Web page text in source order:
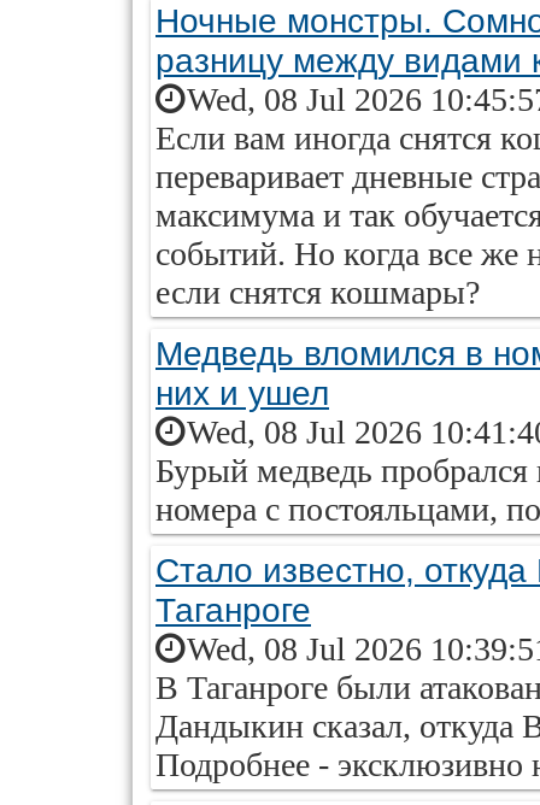
Ночные монстры.
разницу между видами
Wed, 08 Jul 2026
Если вам иногда снятся
переваривает дневные
максимума и так
событий. Но когда все же
если снятся кошмары?
Медведь вломился в
них и ушел
Wed, 08 Jul 2026
Бурый медведь пробрался
номера с постояльцами,
Стало известно,
Таганроге
Wed, 08 Jul 2026
В Таганроге были
Дандыкин сказал,
Подробнее - эксклюзивно